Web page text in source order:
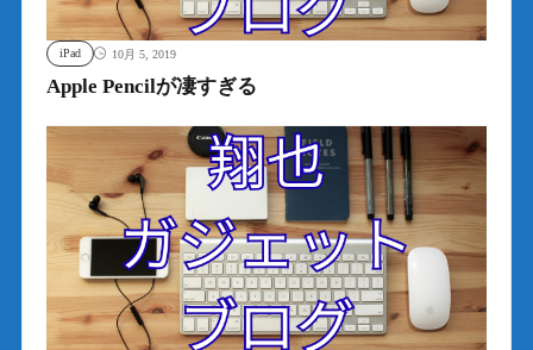
iPad 10月 5, 2019
Apple Pencilが凄すぎる